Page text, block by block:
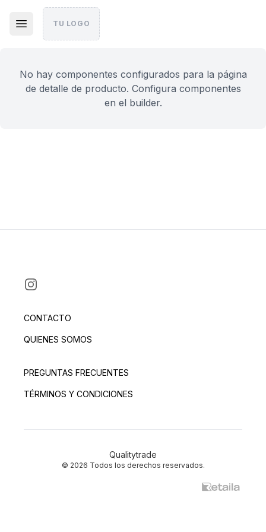
TU LOGO
No hay componentes configurados para la página
de detalle de producto. Configura componentes
en el builder.
INSTAGRAM
CONTACTO
QUIENES SOMOS
PREGUNTAS FRECUENTES
TÉRMINOS Y CONDICIONES
Qualitytrade
© 2026 Todos los derechos reservados.